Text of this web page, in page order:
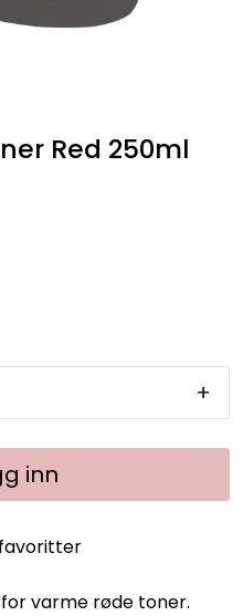
Red 250ml
+
inn
varme røde toner.